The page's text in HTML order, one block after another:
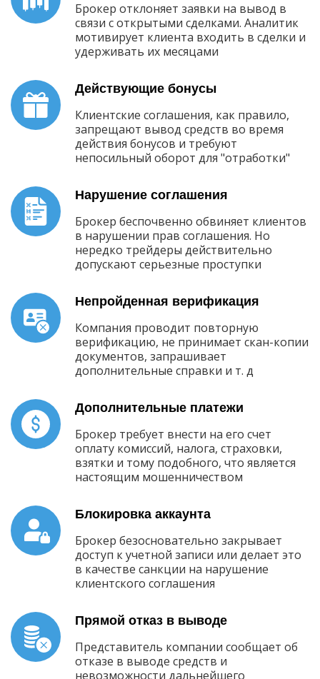
Брокер отклоняет заявки на вывод в
связи с открытыми сделками. Аналитик
мотивирует клиента входить в сделки и
удерживать их месяцами
Действующие бонусы
Клиентские соглашения, как правило,
запрещают вывод средств во время
действия бонусов и требуют
непосильный оборот для "отработки"
Нарушение соглашения
Брокер беспочвенно обвиняет клиентов
в нарушении прав соглашения. Но
нередко трейдеры действительно
допускают серьезные проступки
Непройденная верификация
Компания проводит повторную
верификацию, не принимает скан-копии
документов, запрашивает
дополнительные справки и т. д
Дополнительные платежи
Брокер требует внести на его счет
оплату комиссий, налога, страховки,
взятки и тому подобного, что является
настоящим мошенничеством
Блокировка аккаунта
Брокер безосновательно закрывает
доступ к учетной записи или делает это
в качестве санкции на нарушение
клиентского соглашения
Прямой отказ в выводе
Представитель компании сообщает об
отказе в выводе средств и
невозможности дальнейшего